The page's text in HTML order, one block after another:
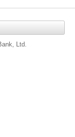
Ltd.